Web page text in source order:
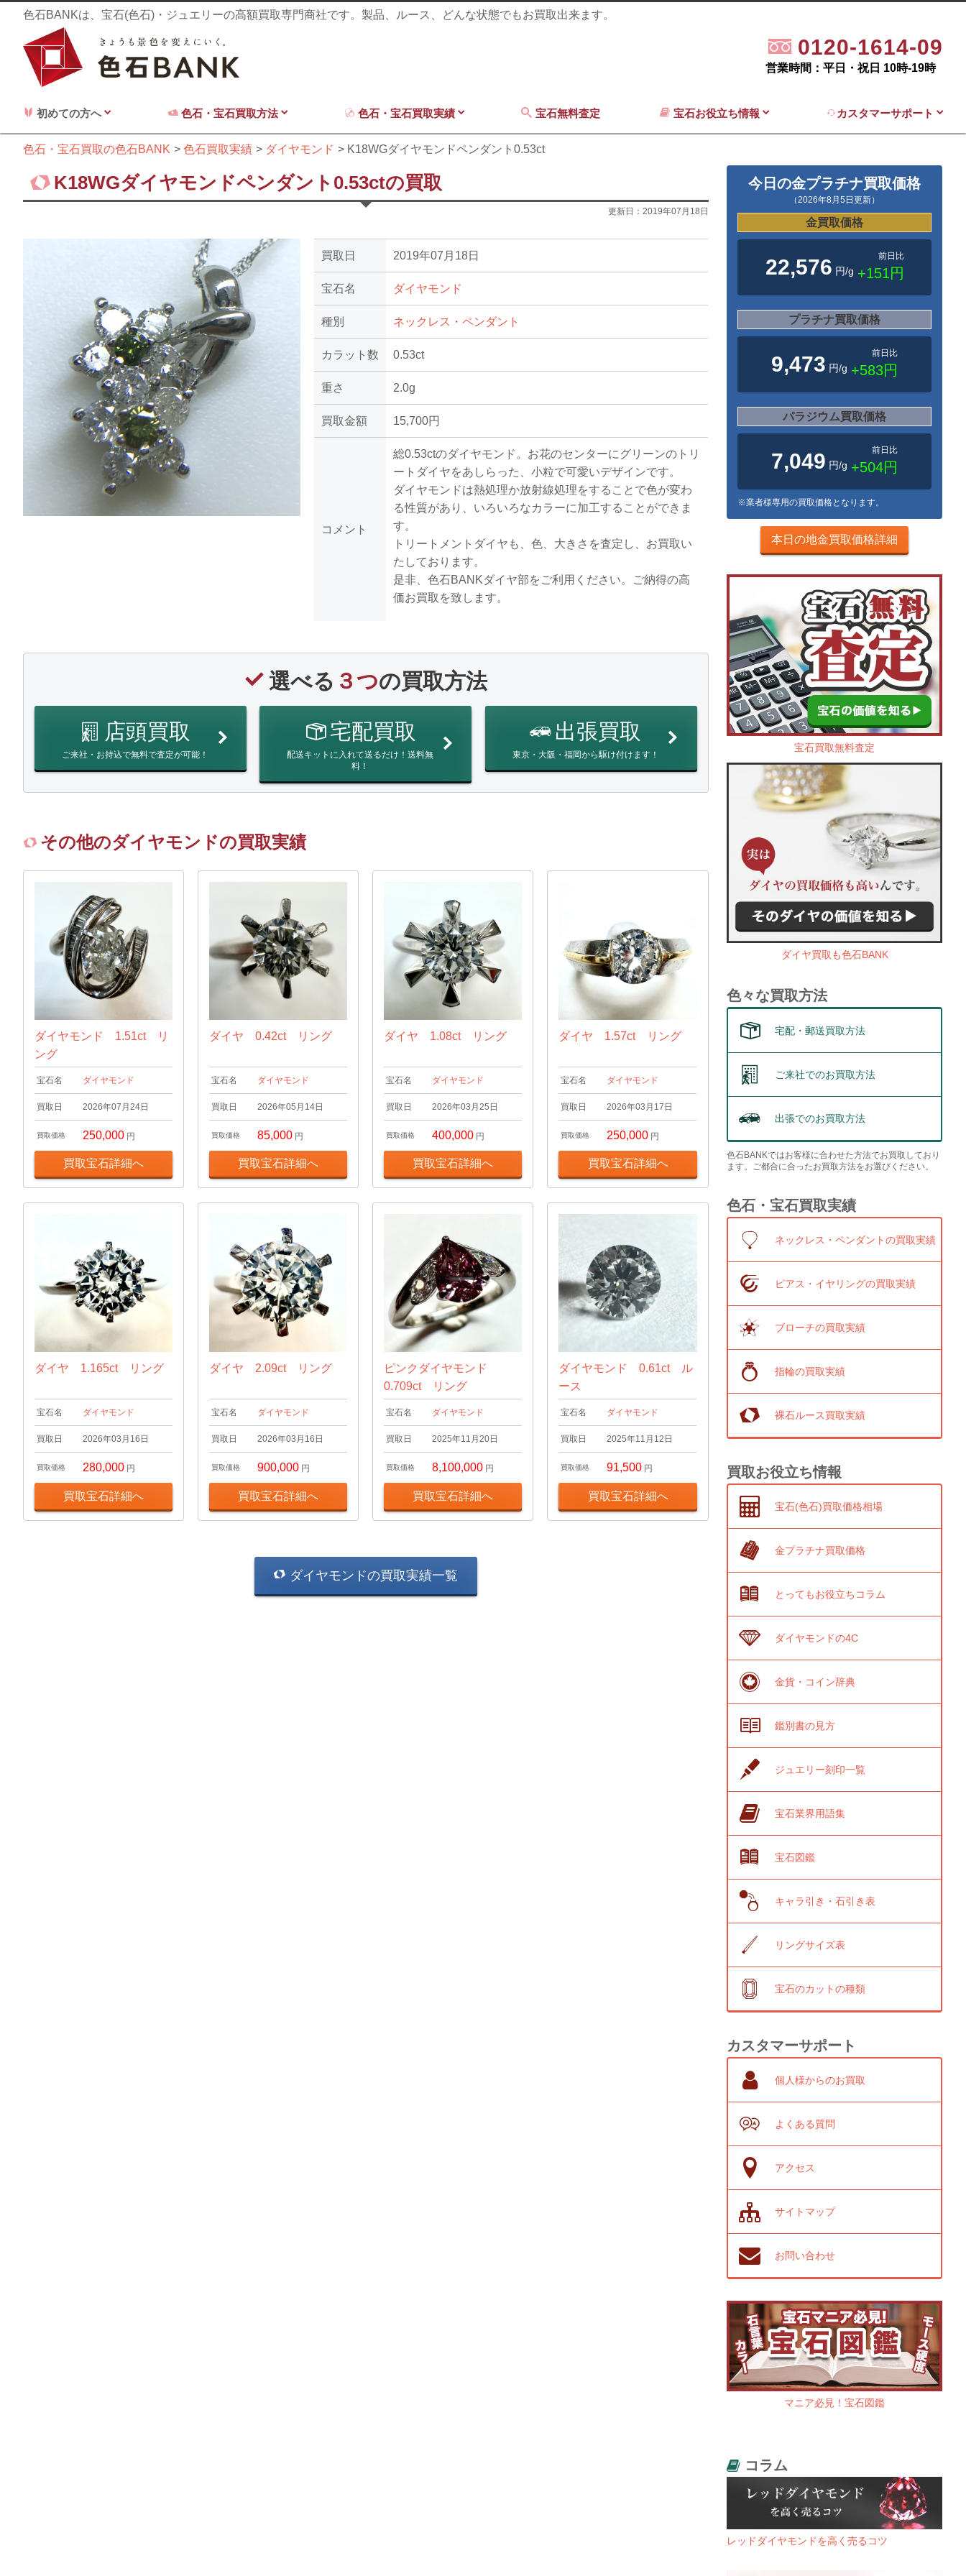
色石BANKは、宝石(色石)・ジュエリーの高額買取専門商社です。製品、ルース、どんな状態でもお買取出来ます。
0120-1614-09
営業時間：平日・祝日 10時-19時
初めての方へ 色石・宝石買取方法 色石・宝石買取実績 宝石無料査定 宝石お役立ち情報 カスタマーサポート
色石・宝石買取の色石BANK 色石買取実績 ダイヤモンド K18WGダイヤモンドペンダント0.53ct
K18WGダイヤモンドペンダント0.53ctの買取
更新日： 2019年07月18日
買取日 2019年07月18日
宝石名 ダイヤモンド
種別 ネックレス・ペンダント
カラット数 0.53ct
重さ 2.0g
買取金額 15,700円
コメント
総0.53ctのダイヤモンド。お花のセンターにグリーンのトリ
ートダイヤをあしらった、小粒で可愛いデザインです。
ダイヤモンドは熱処理か放射線処理をすることで色が変わ
る性質があり、いろいろなカラーに加工することができま
す。
トリートメントダイヤも、色、大きさを査定し、お買取い
たしております。
是非、色石BANKダイヤ部をご利用ください。ご納得の高
価お買取を致します。
選べる ３つの買取方法
店頭買取
ご来社・お持込で無料で査定が可能！
宅配買取
配送キットに入れて送るだけ！送料無
料！
出張買取
東京・大阪・福岡から駆け付けます！
その他のダイヤモンドの買取実績
ダイヤモンド 1.51ct リ
ング
宝石名 ダイヤモンド
買取日 2026年07月24日
買取価格 250,000 円
買取宝石詳細へ
ダイヤ 0.42ct リング
宝石名 ダイヤモンド
買取日 2026年05月14日
買取価格 85,000 円
買取宝石詳細へ
ダイヤ 1.08ct リング
宝石名 ダイヤモンド
買取日 2026年03月25日
買取価格 400,000 円
買取宝石詳細へ
ダイヤ 1.57ct リング
宝石名 ダイヤモンド
買取日 2026年03月17日
買取価格 250,000 円
買取宝石詳細へ
ダイヤ 1.165ct リング
宝石名 ダイヤモンド
買取日 2026年03月16日
買取価格 280,000 円
買取宝石詳細へ
ダイヤ 2.09ct リング
宝石名 ダイヤモンド
買取日 2026年03月16日
買取価格 900,000 円
買取宝石詳細へ
ピンクダイヤモンド
0.709ct リング
宝石名 ダイヤモンド
買取日 2025年11月20日
買取価格 8,100,000 円
買取宝石詳細へ
ダイヤモンド 0.61ct ル
ース
宝石名 ダイヤモンド
買取日 2025年11月12日
買取価格 91,500 円
買取宝石詳細へ
ダイヤモンドの買取実績一覧
今日の金プラチナ買取価格
（2026年8月5日更新）
金買取価格
22,576 円/g
前日比
+151円
プラチナ買取価格
9,473 円/g
前日比
+583円
パラジウム買取価格
7,049 円/g
前日比
+504円
※業者様専用の買取価格となります。
本日の地金買取価格詳細
宝石買取無料査定
ダイヤ買取も色石BANK
色々な買取方法
宅配・郵送買取方法
ご来社でのお買取方法
出張でのお買取方法
色石BANKではお客様に合わせた方法でお買取しており
ます。ご都合に合ったお買取方法をお選びください。
色石・宝石買取実績
ネックレス・ペンダントの買取実績
ピアス・イヤリングの買取実績
ブローチの買取実績
指輪の買取実績
裸石ルース買取実績
買取お役立ち情報
宝石(色石)買取価格相場
金プラチナ買取価格
とってもお役立ちコラム
ダイヤモンドの4C
金貨・コイン辞典
鑑別書の見方
ジュエリー刻印一覧
宝石業界用語集
宝石図鑑
キャラ引き・石引き表
リングサイズ表
宝石のカットの種類
カスタマーサポート
個人様からのお買取
よくある質問
アクセス
サイトマップ
お問い合わせ
マニア必見！宝石図鑑
コラム
レッドダイヤモンドを高く売るコツ